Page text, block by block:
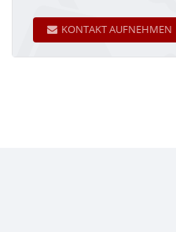
KONTAKT AUFNEHMEN